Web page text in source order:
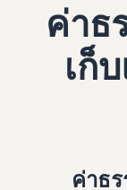
ค่าธ
เก็
ค่าธ